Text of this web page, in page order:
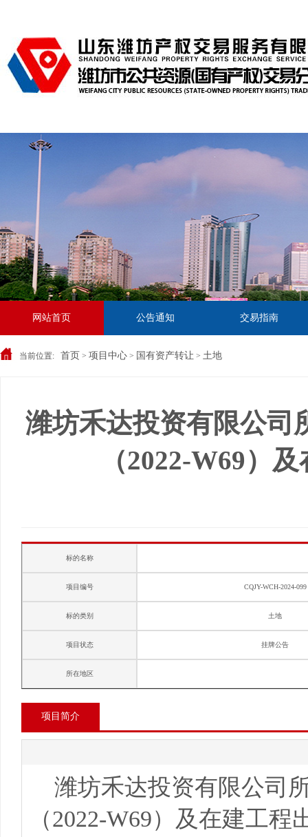
网站首页 公告通知 交易指南
当前位置: 首页 >项目中心 > 国有资产转让 >土地
潍坊禾达投资有限公司
（2022-W69）
标的名称
项目编号 CQJY-WCH-2024-099
标的类别 土地
项目状态 挂牌公告
所在地区
项目简介
潍坊禾达投资有限公司
（2022-W69）及在建工